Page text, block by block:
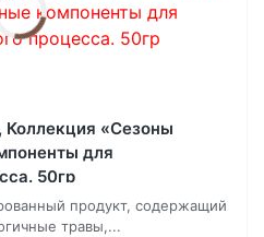
Коллекция «Сезоны
для
50гр
продукт, содержащий
травы,...